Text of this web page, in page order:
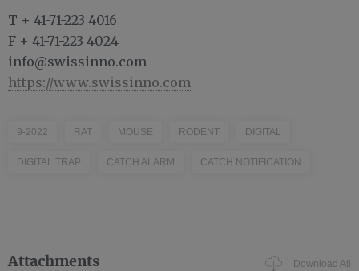
T + 41-71-223 4016
F + 41-71-223 4024
info@swissinno.com
https://www.swissinno.com
9-2022 RAT MOUSE RODENT DIGITAL
DIGITAL TRAP CATCH ALARM CATCH NOTIFICATION
Attachments Download All